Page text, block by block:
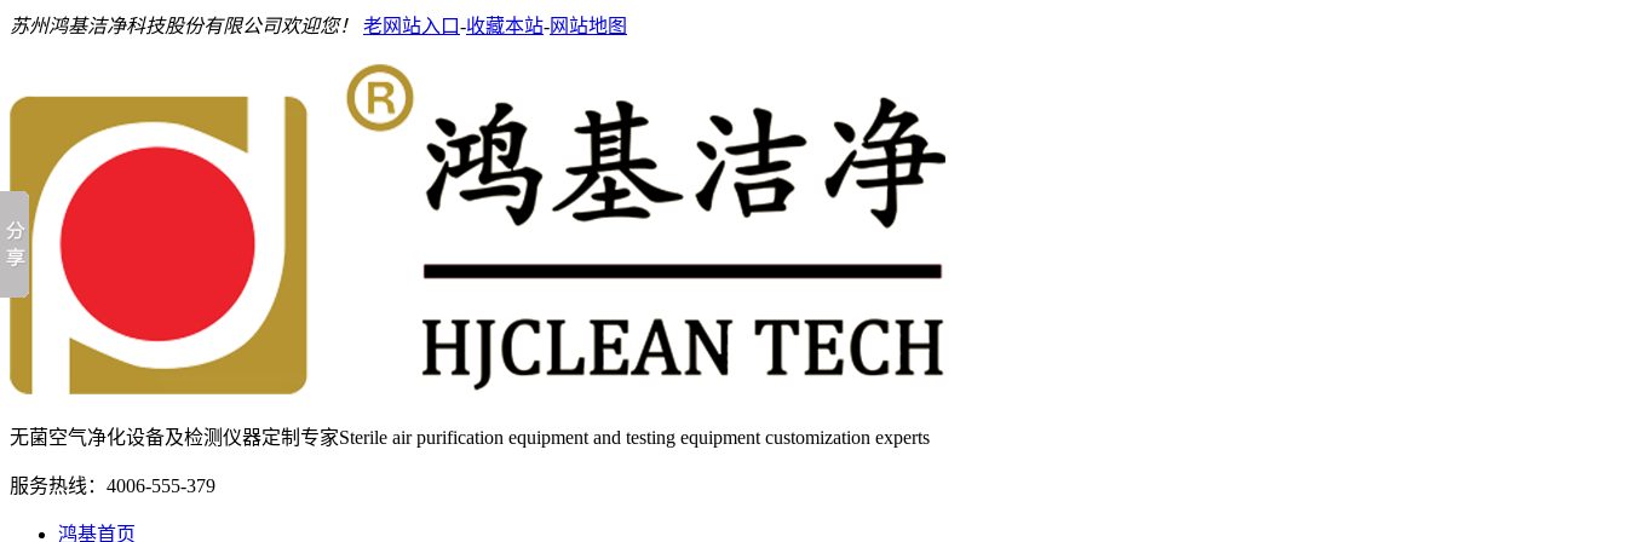
苏州鸿基洁净科技股份有限公司欢迎您！ 老网站入口-收藏本站-网站地图
无菌空气净化设备及检测仪器定制专家Sterile air purification equipment and testing equipment customization experts
服务热线： 4006-555-379
鸿基首页